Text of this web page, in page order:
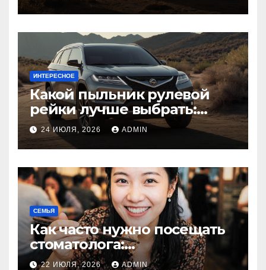
ИНТЕРЕСНОЕ
Какой пыльник рулевой
рейки лучше выбрать:
оригинальный или аналог,
резина или полиуретан
24 ИЮЛЯ, 2026 ADMIN
СЕМЬЯ
Как часто нужно посещать
стоматолога:
рекомендации для
22 ИЮЛЯ, 2026 ADMIN